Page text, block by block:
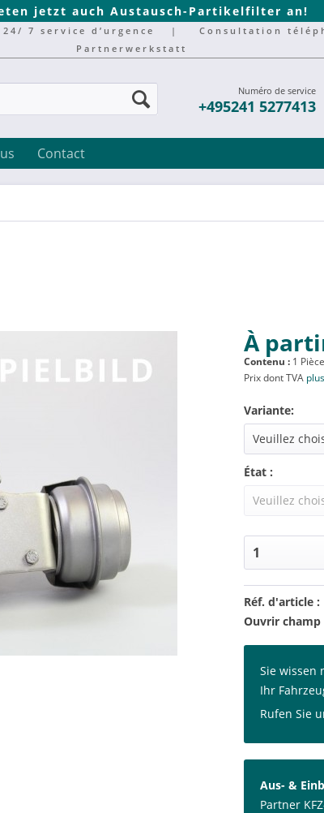
jetzt auch Austausch-Partikelfilter an!
24/ 7 service d’urgence | Consultation
Partnerwerkstatt
Numéro de service
+495241 5277413
Contact
À
Contenu : 1 Pièce
Prix dont TVA
Variante:
État :
Réf. d'article :
Ouvrir
Sie wissen
Ihr
Rufen Sie
Aus- &
Partner